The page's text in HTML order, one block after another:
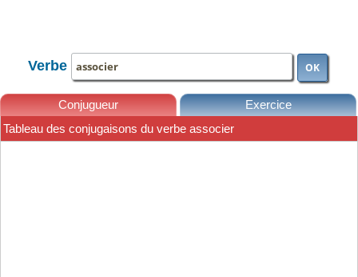
Verbe OK
Conjugueur Exercice
Tableau des conjugaisons du verbe associer